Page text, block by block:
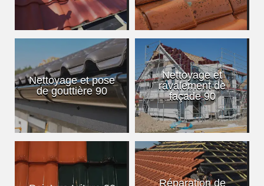
Nettoyage et pose
de gouttière 90
Nettoyage et
ravalement de
façade 90
Réparation de